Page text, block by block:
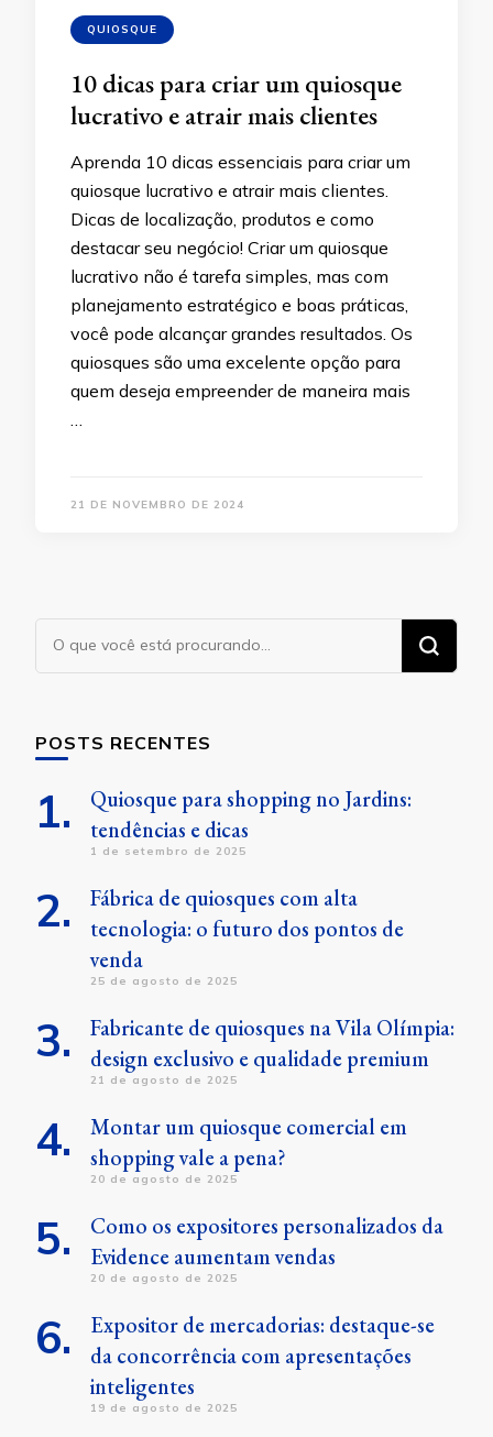
QUIOSQUE
10 dicas para criar um quiosque
lucrativo e atrair mais clientes
Aprenda 10 dicas essenciais para criar um
quiosque lucrativo e atrair mais clientes.
Dicas de localização, produtos e como
destacar seu negócio! Criar um quiosque
lucrativo não é tarefa simples, mas com
planejamento estratégico e boas práticas,
você pode alcançar grandes resultados. Os
quiosques são uma excelente opção para
quem deseja empreender de maneira mais
…
21 DE NOVEMBRO DE 2024
Procurando
algo?
POSTS RECENTES
Quiosque para shopping no Jardins:
tendências e dicas
1 de setembro de 2025
Fábrica de quiosques com alta
tecnologia: o futuro dos pontos de
venda
25 de agosto de 2025
Fabricante de quiosques na Vila Olímpia:
design exclusivo e qualidade premium
21 de agosto de 2025
Montar um quiosque comercial em
shopping vale a pena?
20 de agosto de 2025
Como os expositores personalizados da
Evidence aumentam vendas
20 de agosto de 2025
Expositor de mercadorias: destaque-se
da concorrência com apresentações
inteligentes
19 de agosto de 2025